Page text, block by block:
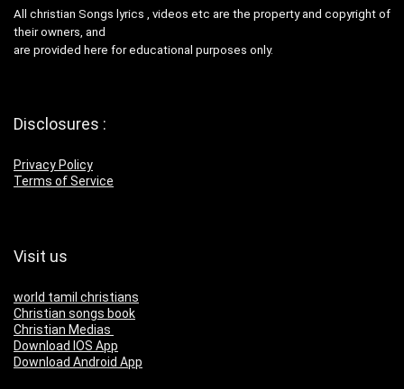
All christian Songs lyrics , videos etc are the property and copyright of
their owners, and
are provided here for educational purposes only.
Disclosures :
Privacy Policy
Terms of Service
Visit us
world tamil christians
Christian songs book
Christian Medias
Download IOS App
Download Android App